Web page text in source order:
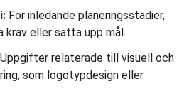
För inledande planeringsstadier,
krav eller sätta upp mål.
Uppgifter relaterade till visuell och
som logotypdesign eller